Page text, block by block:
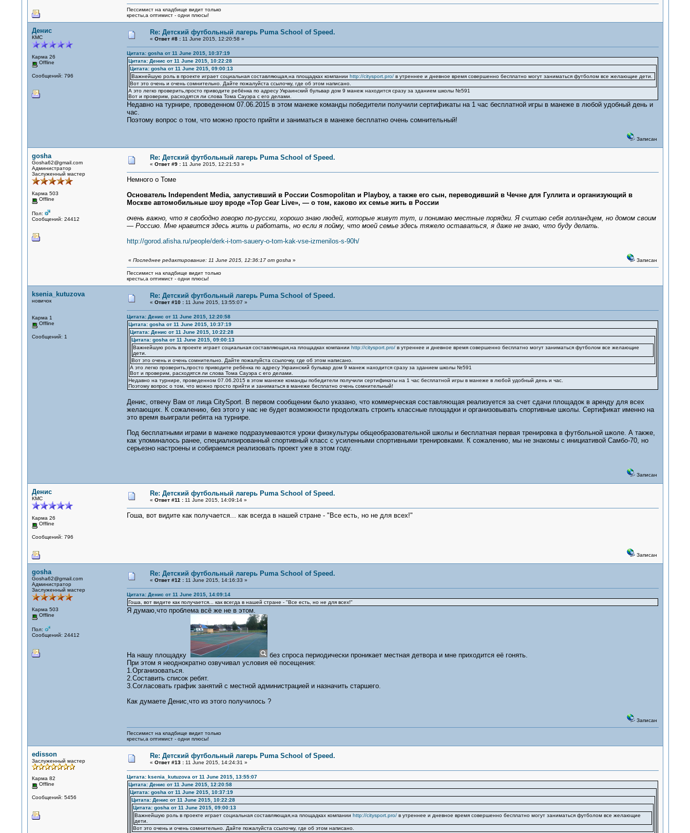
Пессимист на кладбище видит только
кресты,а оптимист - одни плюсы!
Денис
КМС
Карма 26
Offline
Сообщений: 796
Re: Детский футбольный лагерь Puma School of Speed.
« Ответ #8 :11 June 2015, 12:20:58 »
Цитата: gosha от 11 June 2015, 10:37:19
Цитата: Денис от 11 June 2015, 10:22:28
Цитата: gosha от 11 June 2015, 09:00:13
Важнейшую роль в проекте играет социальная составляющая,на площадках компании http://citysport.pro/в утреннее и дневное время совершенно бесплатно могут заниматься футболом все желающие дети.
Вот это очень и очень сомнительно. Дайте пожалуйста ссылочку, где об этом написано.
А это легко проверить,просто приводите ребёнка по адресу Украинский бульвар дом 9 манеж находится сразу за зданием школы №591
Вот и проверим, расходятся ли слова Тома Сауэра с его делами.
Недавно на турнире, проведенном 07.06.2015 в этом манеже команды победители получили сертификаты на 1 час бесплатной игры в манеже в любой удобный день и
час.
Поэтому вопрос о том, что можно просто прийти и заниматься в манеже бесплатно очень сомнительный!
Записан
gosha
Gosha62@gmail.com
Администратор
Заслуженный мастер
Карма 503
Offline
Пол:
Сообщений: 24412
Re: Детский футбольный лагерь Puma School of Speed.
« Ответ #9 :11 June 2015, 12:21:53 »
Немного о Томе
Основатель Independent Media, запустивший в России Cosmopolitan и Playboy, а также его сын, переводивший в Чечне для Гуллита и организующий в
Москве автомобильные шоу вроде «Top Gear Live», — о том, каково их семье жить в России
очень важно, что я свободно говорю по-русски, хорошо знаю людей, которые живут тут, и понимаю местные порядки. Я считаю себя голландцем, но домом своим
— Россию. Мне нравится здесь жить и работать, но если я пойму, что моей семье здесь тяжело оставаться, я даже не знаю, что буду делать.
http://gorod.afisha.ru/people/derk-i-tom-sauery-o-tom-kak-vse-izmenilos-s-90h/
« Последнее редактирование: 11 June 2015, 12:36:17 от gosha » Записан
Пессимист на кладбище видит только
кресты,а оптимист - одни плюсы!
ksenia_kutuzova
новичок
Карма 1
Offline
Сообщений: 1
Re: Детский футбольный лагерь Puma School of Speed.
« Ответ #10 :11 June 2015, 13:55:07 »
Цитата: Денис от 11 June 2015, 12:20:58
Цитата: gosha от 11 June 2015, 10:37:19
Цитата: Денис от 11 June 2015, 10:22:28
Цитата: gosha от 11 June 2015, 09:00:13
Важнейшую роль в проекте играет социальная составляющая,на площадках компании http://citysport.pro/в утреннее и дневное время совершенно бесплатно могут заниматься футболом все желающие
дети.
Вот это очень и очень сомнительно. Дайте пожалуйста ссылочку, где об этом написано.
А это легко проверить,просто приводите ребёнка по адресу Украинский бульвар дом 9 манеж находится сразу за зданием школы №591
Вот и проверим, расходятся ли слова Тома Сауэра с его делами.
Недавно на турнире, проведенном 07.06.2015 в этом манеже команды победители получили сертификаты на 1 час бесплатной игры в манеже в любой удобный день и час.
Поэтому вопрос о том, что можно просто прийти и заниматься в манеже бесплатно очень сомнительный!
Денис, отвечу Вам от лица CitySport. В первом сообщении было указано, что коммерческая составляющая реализуется за счет сдачи площадок в аренду для всех
желающих. К сожалению, без этого у нас не будет возможности продолжать строить классные площадки и организовывать спортивные школы. Сертификат именно на
это время выиграли ребята на турнире.
Под бесплатными играми в манеже подразумеваются уроки физкультуры общеобразовательной школы и бесплатная первая тренировка в футбольной школе. А также,
как упоминалось ранее, специализированный спортивный класс с усиленными спортивными тренировками. К сожалению, мы не знакомы с инициативой Самбо-70, но
серьезно настроены и собираемся реализовать проект уже в этом году.
Записан
Денис
КМС
Карма 26
Offline
Сообщений: 796
Re: Детский футбольный лагерь Puma School of Speed.
« Ответ #11 :11 June 2015, 14:09:14 »
Гоша, вот видите как получается... как всегда в нашей стране - "Все есть, но не для всех!"
Записан
gosha
Gosha62@gmail.com
Администратор
Заслуженный мастер
Карма 503
Offline
Пол:
Сообщений: 24412
Re: Детский футбольный лагерь Puma School of Speed.
« Ответ #12 :11 June 2015, 14:16:33 »
Цитата: Денис от 11 June 2015, 14:09:14
Гоша, вот видите как получается... как всегда в нашей стране - "Все есть, но не для всех!"
Я думаю,что проблема всё же не в этом.
На нашу площадку
без спроса периодически проникает местная детвора и мне приходится её гонять.
При этом я неоднократно озвучивал условия её посещения:
1.Организоваться.
2.Составить список ребят.
3.Согласовать график занятий с местной администрацией и назначить старшего.
Как думаете Денис,что из этого получилось ?
Записан
Пессимист на кладбище видит только
кресты,а оптимист - одни плюсы!
edisson
Заслуженный мастер
Карма 82
Offline
Сообщений: 5456
Re: Детский футбольный лагерь Puma School of Speed.
« Ответ #13 :11 June 2015, 14:24:31 »
Цитата: ksenia_kutuzova от 11 June 2015, 13:55:07
Цитата: Денис от 11 June 2015, 12:20:58
Цитата: gosha от 11 June 2015, 10:37:19
Цитата: Денис от 11 June 2015, 10:22:28
Цитата: gosha от 11 June 2015, 09:00:13
Важнейшую роль в проекте играет социальная составляющая,на площадках компании http://citysport.pro/в утреннее и дневное время совершенно бесплатно могут заниматься футболом все желающие
дети.
Вот это очень и очень сомнительно. Дайте пожалуйста ссылочку, где об этом написано.